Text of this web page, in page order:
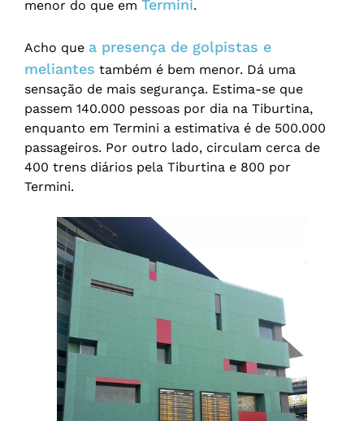
menor do que em Termini.
Acho que a presença de golpistas e
meliantes também é bem menor. Dá uma
sensação de mais segurança. Estima-se que
passem 140.000 pessoas por dia na Tiburtina,
enquanto em Termini a estimativa é de 500.000
passageiros. Por outro lado, circulam cerca de
400 trens diários pela Tiburtina e 800 por
Termini.